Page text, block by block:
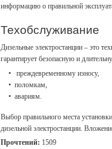
информацию о правильной
Техобслуживание
Дизельные электростанции – это
гарантирует безопасную и
преждевременному износу,
поломкам,
авариям.
Выбор правильного места
дизельной электростанции.
Прочтений: 1509